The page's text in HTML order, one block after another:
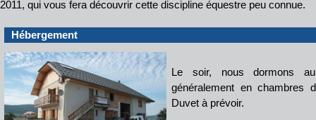
2011, qui vous fera découvrir cette discipline équestre peu connue.
Hébergement
Le soir, nous dormons
généralement en chambres
Duvet à prévoir.